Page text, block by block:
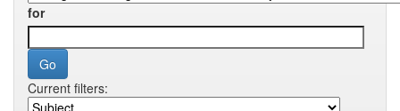
for
Current filters: